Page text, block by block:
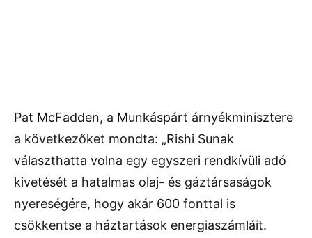
Pat McFadden, a Munkáspárt árnyékminisztere
a következőket mondta: „Rishi Sunak
választhatta volna egy egyszeri rendkívüli adó
kivetését a hatalmas olaj- és gáztársaságok
nyereségére, hogy akár 600 fonttal is
csökkentse a háztartások energiaszámláit.